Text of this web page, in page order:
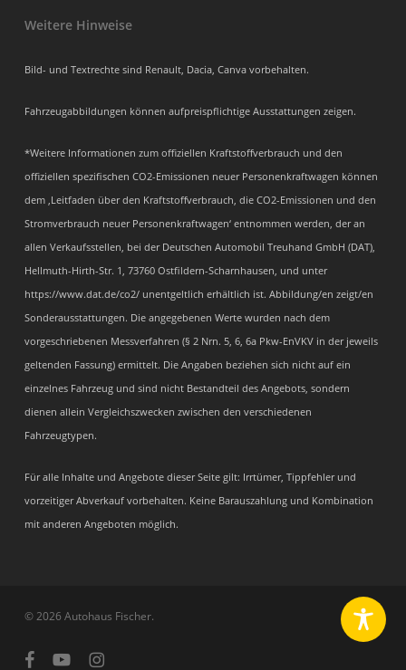
Weitere Hinweise
Bild- und Textrechte sind Renault, Dacia, Canva vorbehalten.
Fahrzeugabbildungen können aufpreispflichtige Ausstattungen zeigen.
*Weitere Informationen zum offiziellen Kraftstoffverbrauch und den
offiziellen spezifischen CO2-Emissionen neuer Personenkraftwagen können
dem ‚Leitfaden über den Kraftstoffverbrauch, die CO2-Emissionen und den
Stromverbrauch neuer Personenkraftwagen‘ entnommen werden, der an
allen Verkaufsstellen, bei der Deutschen Automobil Treuhand GmbH (DAT),
Hellmuth-Hirth-Str. 1, 73760 Ostfildern-Scharnhausen, und unter
https://www.dat.de/co2/ unentgeltlich erhältlich ist. Abbildung/en zeigt/en
Sonderausstattungen. Die angegebenen Werte wurden nach dem
vorgeschriebenen Messverfahren (§ 2 Nrn. 5, 6, 6a Pkw-EnVKV in der jeweils
geltenden Fassung) ermittelt. Die Angaben beziehen sich nicht auf ein
einzelnes Fahrzeug und sind nicht Bestandteil des Angebots, sondern
dienen allein Vergleichszwecken zwischen den verschiedenen
Fahrzeugtypen.
Für alle Inhalte und Angebote dieser Seite gilt: Irrtümer, Tippfehler und
vorzeitiger Abverkauf vorbehalten. Keine Barauszahlung und Kombination
mit anderen Angeboten möglich.
© 2026 Autohaus Fischer.
facebookyoutubeinstagram